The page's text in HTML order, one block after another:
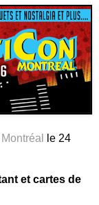
le 24
et cartes de